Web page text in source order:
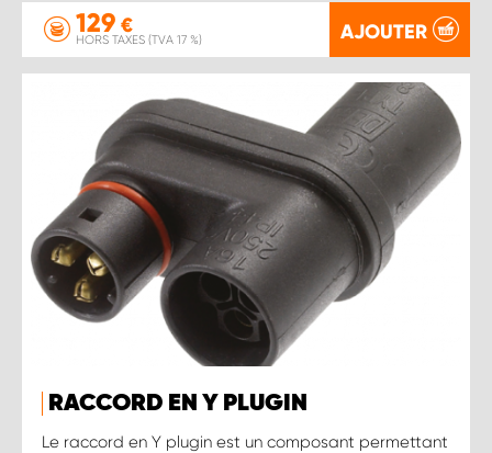
129 €
HORS TAXES (TVA 17 %) AJOUTER
RACCORD EN Y PLUGIN
Le raccord en Y plugin est un composant permettant